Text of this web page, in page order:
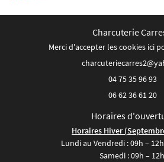
Charcuterie
Merci d'accepter les cookies ici
04 75 35 96 93
06 62 36 61 20
Horaires
Horaires Hiver
Lundi au Vendredi : 09h –
Samedi : 09h – 12h